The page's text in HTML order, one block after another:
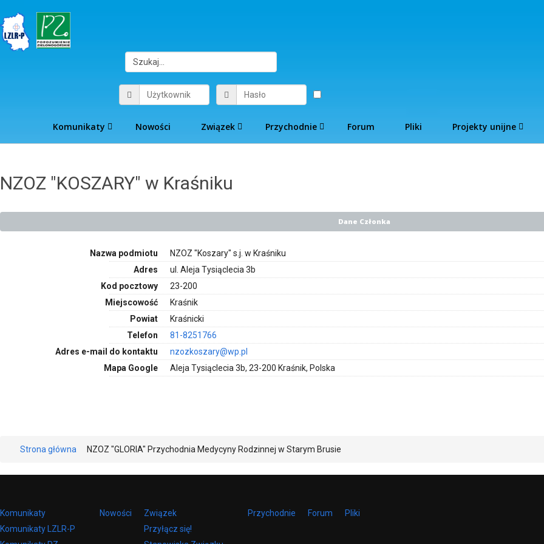
Komunikaty Nowości Związek Przychodnie Forum Pliki Projekty unijne
NZOZ "KOSZARY" w Kraśniku
Dane Członka
Nazwa podmiotu
NZOZ "Koszary" s.j. w Kraśniku
Adres
ul. Aleja Tysiąclecia 3b
Kod pocztowy
23-200
Miejscowość
Kraśnik
Powiat
Kraśnicki
Telefon
81-8251766
Adres e-mail do kontaktu
nzozkoszary@wp.pl
Mapa Google
Aleja Tysiąclecia 3b, 23-200 Kraśnik, Polska
Strona główna NZOZ "GLORIA" Przychodnia Medycyny Rodzinnej w Starym Brusie
Komunikaty
Komunikaty LZLR-P
Nowości
Związek
Przyłącz się!
Przychodnie Forum Pliki